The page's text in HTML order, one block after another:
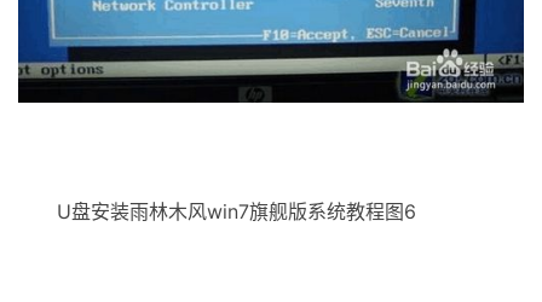
U盘安装雨林木风win7旗舰版系统教程图6